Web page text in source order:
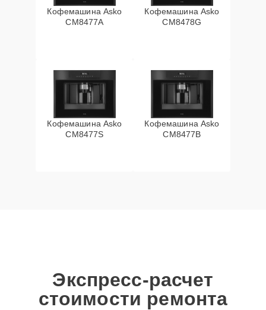
Кофемашина Asko
СМ8477А
Кофемашина Asko
CM8478G
Кофемашина Asko
CM8477S
Кофемашина Asko
CM8477B
Экспресс-расчет
стоимости ремонта